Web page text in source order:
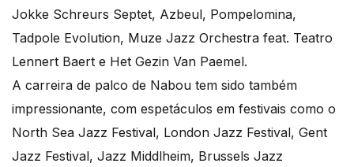
Jokke Schreurs Septet, Azbeul, Pompelomina,
Tadpole Evolution, Muze Jazz Orchestra feat. Teatro
Lennert Baert e Het Gezin Van Paemel.
A carreira de palco de Nabou tem sido também
impressionante, com espetáculos em festivais como o
North Sea Jazz Festival, London Jazz Festival, Gent
Jazz Festival, Jazz Middlheim, Brussels Jazz